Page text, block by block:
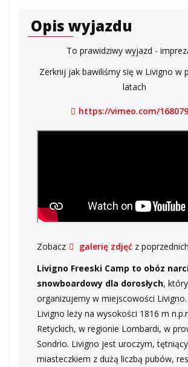
Opis wyjazdu
To prawidziwy wyjazd -
Zerknij jak bawiliśmy się w Livigno w
latach
https://vimeo.com/
Zobacz galerię zdjęć z
Livigno Freeski Camp to obóz
snowboardowy dla dorosłych, który
organizujemy w miejscowości Livigno.
Livigno leży na wysokości 1816 m
Retyckich, w regionie Lombardi, w
Sondrio. Livigno jest uroczym,
miasteczkiem z dużą liczbą pubów,